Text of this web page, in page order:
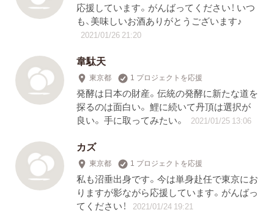
応援しています。がんばってください！ いつ
も、美味しいお酒ありがとうございます♪
2021/01/26 21:20
韋駄天
東京都 1 プロジェクトを応援
発酵は日本の財産。伝統の発酵に新たな道を
探るのは面白い。 鯉に続いて丹頂は選択が
良い。 手に取ってみたい。
2021/01/25 13:06
カズ
東京都 1 プロジェクトを応援
私も沼垂出身です。今は単身赴任で東京にお
りますが影ながら応援しています。がんばっ
てください！
2021/01/24 19:21